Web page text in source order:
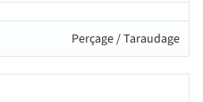
Perçage / Taraudage